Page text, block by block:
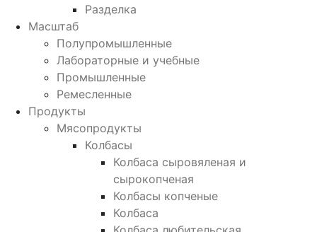
Разделка
Масштаб
Полупромышленные
Лабораторные и учебные
Промышленные
Ремесленные
Продукты
Мясопродукты
Колбасы
Колбаса сыровяленая и
сырокопченая
Колбасы копченые
Колбаса